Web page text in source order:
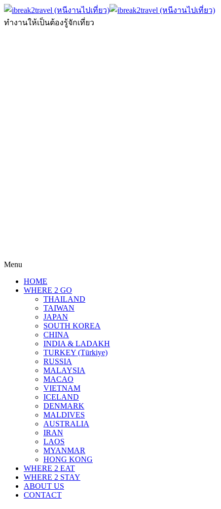
ทำงานให้เป็นต้องรู้จักเที่ยว
Menu
HOME
WHERE 2 GO
THAILAND
TAIWAN
JAPAN
SOUTH KOREA
CHINA
INDIA & LADAKH
TURKEY (Türkiye)
RUSSIA
MALAYSIA
MACAO
VIETNAM
ICELAND
DENMARK
MALDIVES
AUSTRALIA
IRAN
LAOS
MYANMAR
HONG KONG
WHERE 2 EAT
WHERE 2 STAY
ABOUT US
CONTACT